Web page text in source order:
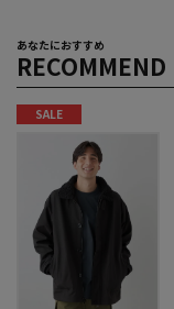
あなたにおすすめ
RECOMMEND
SALE